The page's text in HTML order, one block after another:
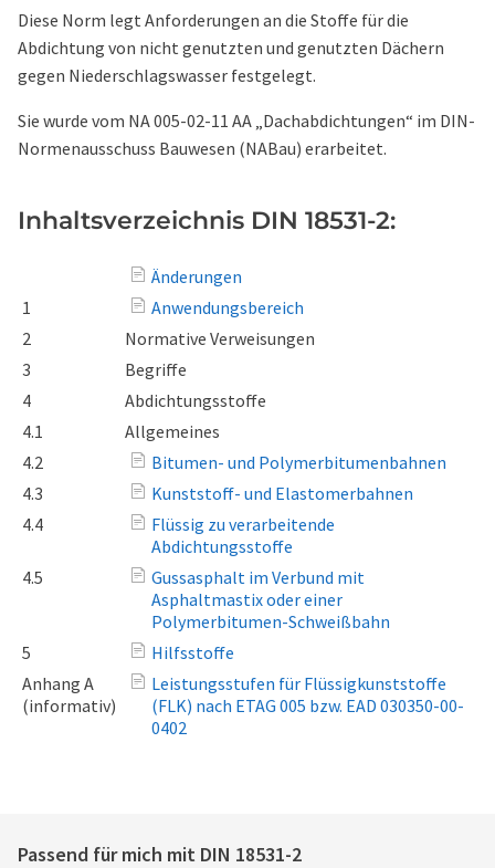
Diese Norm legt Anforderungen an die Stoffe für die
Abdichtung von nicht genutzten und genutzten Dächern
gegen Niederschlagswasser festgelegt.
Sie wurde vom NA 005-02-11 AA „Dachabdichtungen“ im DIN-
Normenausschuss Bauwesen (NABau) erarbeitet.
Inhaltsverzeichnis DIN 18531-2:
Änderungen
1
Anwendungsbereich
2
Normative Verweisungen
3
Begriffe
4
Abdichtungsstoffe
4.1
Allgemeines
4.2
Bitumen- und Polymerbitumenbahnen
4.3
Kunststoff- und Elastomerbahnen
4.4
Flüssig zu verarbeitende
Abdichtungsstoffe
4.5
Gussasphalt im Verbund mit
Asphaltmastix oder einer
Polymerbitumen-Schweißbahn
5
Hilfsstoffe
Anhang A
(informativ)
Leistungsstufen für Flüssigkunststoffe
(FLK) nach ETAG 005 bzw. EAD 030350-00-
0402
Passend für mich mit DIN 18531-2